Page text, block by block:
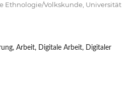
Ethnologie/Volkskunde, Universität
Arbeit, Digitale Arbeit, Digitaler